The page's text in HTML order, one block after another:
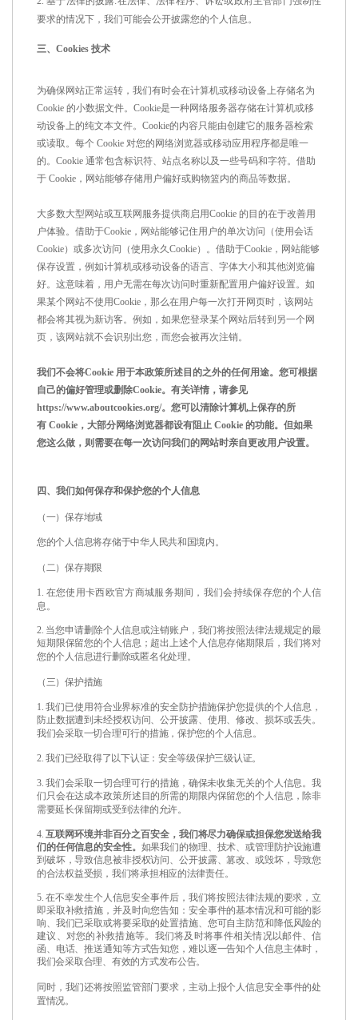
要求的情况下，我们可能会公开披露您的个人信息。
三、 Cookies 技术
为确保网站正常运转，我们有时会在计算机或移动设备上存储名为
Cookie 的小数据文件。 Cookie是一种网络服务器存储在计算机或移
动设备上的纯文本文件。 Cookie的内容只能由创建它的服务器检索
或读取。每个 Cookie 对您的网络浏览器或移动应用程序都是唯一
的。 Cookie 通常包含标识符、站点名称以及一些号码和字符。借助
于 Cookie ，网站能够存储用户偏好或购物篮内的商品等数据。
大多数大型网站或互联网服务提供商启用Cookie 的目的在于改善用
户体验。借助于Cookie ，网站能够记住用户的单次访问（使用会话
Cookie）或多次访问（使用永久 Cookie）。借助于Cookie ，网站能够
保存设置，例如计算机或移动设备的语言、字体大小和其他浏览偏
好。这意味着，用户无需在每次访问时重新配置用户偏好设置。如
果某个网站不使用Cookie ，那么在用户每一次打开网页时，该网站
都会将其视为新访客。例如，如果您登录某个网站后转到另一个网
页，该网站就不会识别出您，而您会被再次注销。
我们不会将Cookie 用于本政策所述目的之外的任何用途。您可根据
自己的偏好管理或删除Cookie。有关详情，请参见
https://www.aboutcookies.org/。您可以清除计算机上保存的所
有 Cookie ，大部分网络浏览器都设有阻止 Cookie 的功能。但如果
您这么做，则需要在每一次访问我们的网站时亲自更改用户设置。
四、我们如何保存和保护您的个人信息
（一）保存地域
您的个人信息将存储于中华人民共和国境内。
（二）保存期限
1. 在您使用卡西欧官方商城服务期间，我们会持续保存您的个人信
息。
2. 当您申请删除个人信息或注销账户，我们将按照法律法规规定的最
短期限保留您的个人信息；超出上述个人信息存储期限后，我们将对
您的个人信息进行删除或匿名化处理。
（三）保护措施
1.我们已使用符合业界标准的安全防护措施保护您提供的个人信息，
防止数据遭到未经授权访问、公开披露、使用、修改、损坏或丢失。
我们会采取一切合理可行的措施，保护您的个人信息。
2.我们已经取得了以下认证：安全等级保护三级认证。
3.我们会采取一切合理可行的措施，确保未收集无关的个人信息。我
们只会在达成本政策所述目的所需的期限内保留您的个人信息，除非
需要延长保留期或受到法律的允许。
4.互联网环境并非百分之百安全，我们将尽力确保或担保您发送给我
们的任何信息的安全性。 如果我们的物理、技术、或管理防护设施遭
到破坏，导致信息被非授权访问、公开披露、篡改、或毁坏，导致您
的合法权益受损，我们将承担相应的法律责任。
5.在不幸发生个人信息安全事件后，我们将按照法律法规的要求，立
即采取补救措施，并及时向您告知：安全事件的基本情况和可能的影
响、我们已采取或将要采取的处置措施、您可自主防范和降低风险的
建议、对您的补救措施等。我们将及时将事件相关情况以邮件、信
函、电话、推送通知等方式告知您，难以逐一告知个人信息主体时，
我们会采取合理、有效的方式发布公告。
同时，我们还将按照监管部门要求，主动上报个人信息安全事件的处
置情况。